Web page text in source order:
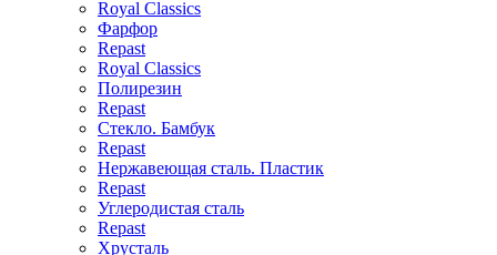
Royal Classics
Фарфор
Repast
Royal Classics
Полирезин
Repast
Стекло. Бамбук
Repast
Нержавеющая сталь. Пластик
Repast
Углеродистая сталь
Repast
Хрусталь